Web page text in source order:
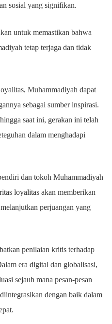
sosial yang signifikan.
untuk memastikan bahwa
tetap terjaga dan tidak
Muhammadiyah dapat
sebagai sumber inspirasi.
saat ini, gerakan ini telah
dalam menghadapi
dan tokoh Muhammadiyah
loyalitas akan memberikan
perjuangan yang
penilaian kritis terhadap
era digital dan globalisasi,
sejauh mana pesan-pesan
dengan baik dalam